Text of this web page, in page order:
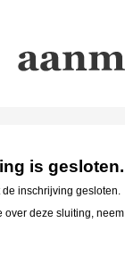
is gesloten.
inschrijving gesloten.
over deze sluiting, neem